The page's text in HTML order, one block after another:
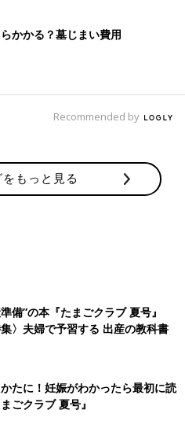
時期だけど、2人目はまだ赤ち
いう側面も。ママやパパが積極
いでしょう。
ときは、1人目のおふろ遊びに
がちに。のぼせないように気を
をかけながら楽しく食べると、
才差」になると、1人目が
に余裕をもってかかわりやすく
やすくなります。ただ、通園
ということも出てきます。また
長くなります。
激しくなりにくく、1人目が2
ともあるでしょう。1人目が2人
いをしてくれることもあるかも
ん事故を防ぐため、大人が見て
かかる？墓じまい費用
Recommended by
もっと見る
備”の本『たまごクラブ 夏号』
集〉夫婦で予習する 出産の教科書
たに！妊娠がわかったら最初に読
ごクラブ 夏号』